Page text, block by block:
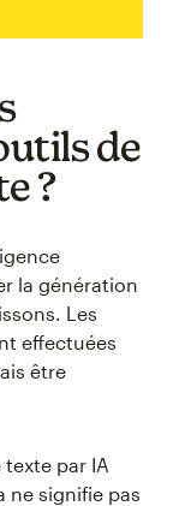
de
?
la génération
Les
effectuées
être
par IA
ne signifie pas